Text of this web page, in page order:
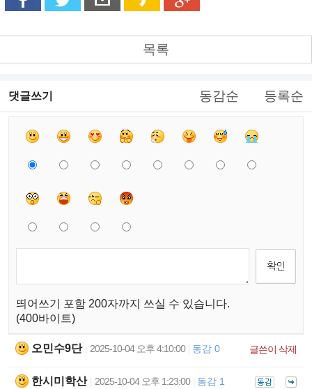
목록
댓글쓰기 동감순 등록순
띄어쓰기 포함 200자까지 쓰실 수 있습니다.
(400바이트)
오민수9단 2025-10-04 오후 4:10:00 동감 0 글쓴이 삭제
한시미학산 2025-10-04 오후 1:23:00 동감 1